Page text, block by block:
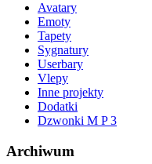
Avatary
Emoty
Tapety
Sygnatury
Userbary
Vlepy
Inne projekty
Dodatki
Dzwonki M P 3
Archiwum